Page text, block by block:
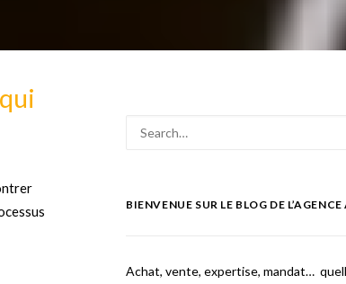
BIENVENUE SUR LE BLOG DE
Achat, vente, expertise, mandat…